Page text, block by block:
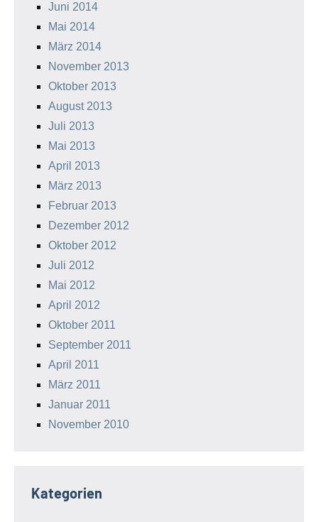
Juni 2014
Mai 2014
März 2014
November 2013
Oktober 2013
August 2013
Juli 2013
Mai 2013
April 2013
März 2013
Februar 2013
Dezember 2012
Oktober 2012
Juli 2012
Mai 2012
April 2012
Oktober 2011
September 2011
April 2011
März 2011
Januar 2011
November 2010
Kategorien